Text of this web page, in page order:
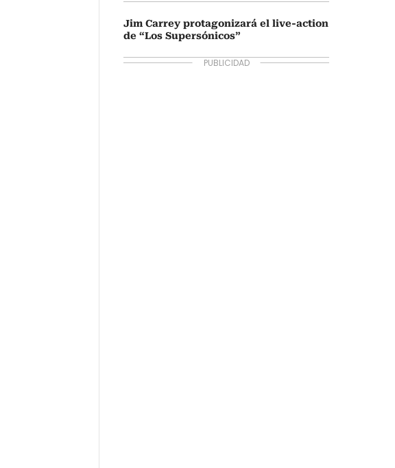
Jim Carrey protagonizará el live-action
de “Los Supersónicos”